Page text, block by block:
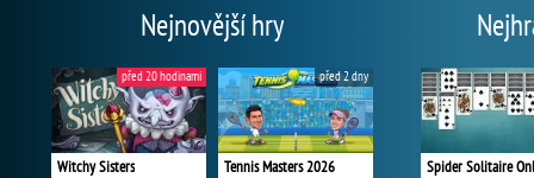
Nejnovější hry
Witchy Sisters
před 20 hodinami
Tennis Masters 2026
před 2 dny
Spider Solitaire